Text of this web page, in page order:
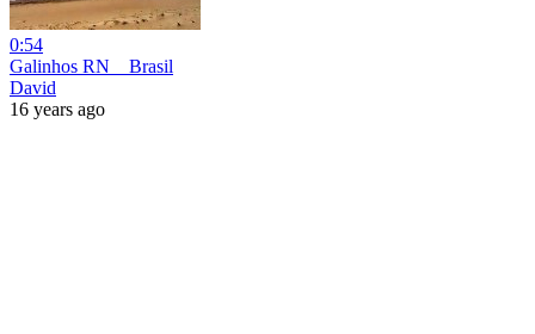
0:54
Galinhos RN _ Brasil
David
16 years ago